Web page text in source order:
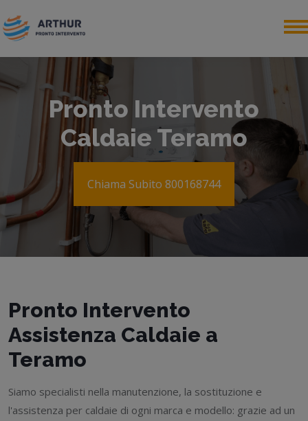
Pronto Intervento
Caldaie Teramo
Chiama Subito 800168744
Pronto Intervento
Assistenza Caldaie a
Teramo
Siamo specialisti nella manutenzione, la sostituzione e
l'assistenza per caldaie di ogni marca e modello: grazie ad un